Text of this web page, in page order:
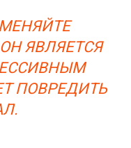
ЯВЛЯЕТСЯ
ПОВРЕДИТЬ